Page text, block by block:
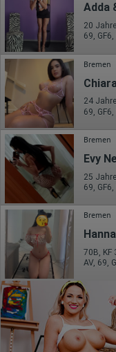
Adda
Bremen
Bremen
Evy
Bremen
Hanna
AV, 69,